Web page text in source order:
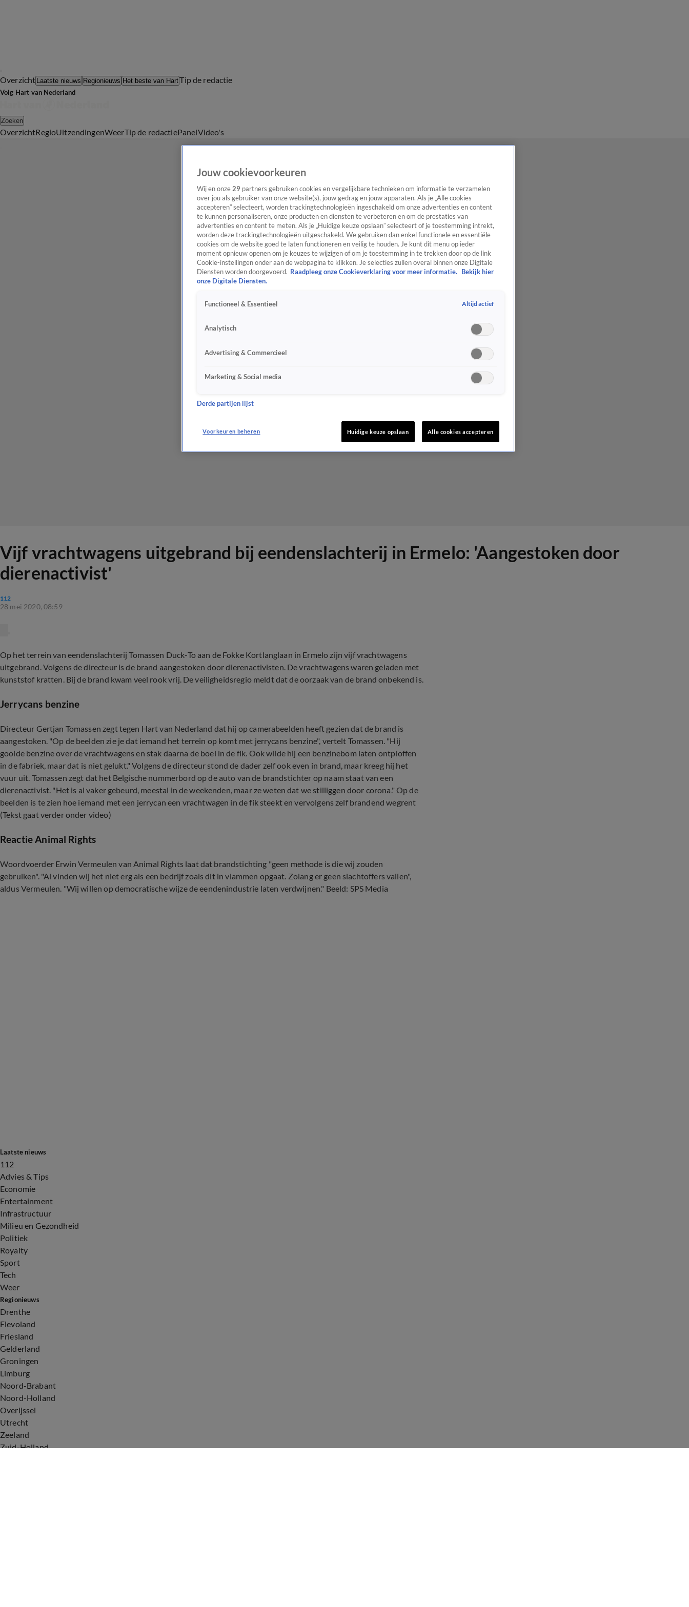
Overzicht Laatste nieuws Regionieuws Het beste van HartTip de redactie
Volg Hart van Nederland
Zoeken
OverzichtRegioUitzendingenWeerTip de redactiePanelVideo's
Vijf vrachtwagens uitgebrand bij eendenslachterij in Ermelo: 'Aangestoken door
dierenactivist'
112
28 mei 2020, 08:59
Op het terrein van eendenslachterij Tomassen Duck-To aan de Fokke Kortlanglaan in Ermelo zijn vijf vrachtwagens
uitgebrand. Volgens de directeur is de brand aangestoken door dierenactivisten. De vrachtwagens waren geladen met
kunststof kratten. Bij de brand kwam veel rook vrij. De veiligheidsregio meldt dat de oorzaak van de brand onbekend is.
Jerrycans benzine
Directeur Gertjan Tomassen zegt tegen Hart van Nederland dat hij op camerabeelden heeft gezien dat de brand is
aangestoken. "Op de beelden zie je dat iemand het terrein op komt met jerrycans benzine", vertelt Tomassen. "Hij
gooide benzine over de vrachtwagens en stak daarna de boel in de fik. Ook wilde hij een benzinebom laten ontploffen
in de fabriek, maar dat is niet gelukt." Volgens de directeur stond de dader zelf ook even in brand, maar kreeg hij het
vuur uit. Tomassen zegt dat het Belgische nummerbord op de auto van de brandstichter op naam staat van een
dierenactivist. "Het is al vaker gebeurd, meestal in de weekenden, maar ze weten dat we stilliggen door corona." Op de
beelden is te zien hoe iemand met een jerrycan een vrachtwagen in de fik steekt en vervolgens zelf brandend wegrent
(Tekst gaat verder onder video)
Reactie Animal Rights
Woordvoerder Erwin Vermeulen van Animal Rights laat dat brandstichting "geen methode is die wij zouden
gebruiken". "Al vinden wij het niet erg als een bedrijf zoals dit in vlammen opgaat. Zolang er geen slachtoffers vallen",
aldus Vermeulen. "Wij willen op democratische wijze de eendenindustrie laten verdwijnen." Beeld: SPS Media
Laatste nieuws
112
Advies & Tips
Economie
Entertainment
Infrastructuur
Milieu en Gezondheid
Politiek
Royalty
Sport
Tech
Weer
Regionieuws
Drenthe
Flevoland
Friesland
Gelderland
Groningen
Limburg
Noord-Brabant
Noord-Holland
Overijssel
Utrecht
Zeeland
Zuid-Holland
Jouw cookievoorkeuren
Wij en onze 29 partners gebruiken cookies en vergelijkbare technieken om informatie te verzamelen
over jou als gebruiker van onze website(s), jouw gedrag en jouw apparaten. Als je „Alle cookies
accepteren” selecteert, worden trackingtechnologieën ingeschakeld om onze advertenties en content
te kunnen personaliseren, onze producten en diensten te verbeteren en om de prestaties van
advertenties en content te meten. Als je „Huidige keuze opslaan” selecteert of je toestemming intrekt,
worden deze trackingtechnologieën uitgeschakeld. We gebruiken dan enkel functionele en essentiële
cookies om de website goed te laten functioneren en veilig te houden. Je kunt dit menu op ieder
moment opnieuw openen om je keuzes te wijzigen of om je toestemming in te trekken door op de link
Cookie-instellingen onder aan de webpagina te klikken. Je selecties zullen overal binnen onze Digitale
Diensten worden doorgevoerd. Raadpleeg onze Cookieverklaring voor meer informatie. Bekijk hier
onze Digitale Diensten.
Functioneel & Essentieel Altijd actief
Analytisch
Advertising & Commercieel
Marketing & Social media
Derde partijen lijst
Voorkeuren beheren Huidige keuze opslaan Alle cookies accepteren